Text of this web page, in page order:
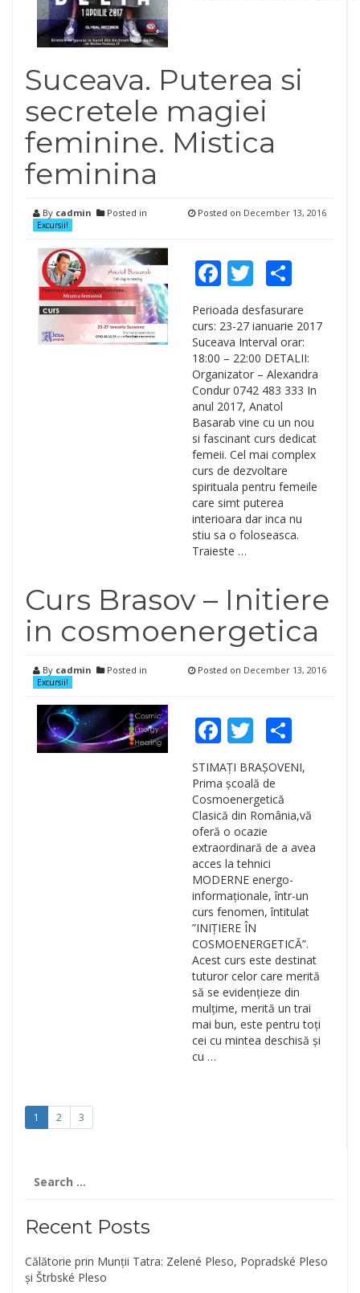
Suceava. Puterea si
secretele magiei
feminine. Mistica
feminina
By cadmin Posted in
Excursii!
Posted on December 13, 2016
Facebook
TwitterShare
Perioada desfasurare
curs: 23-27 ianuarie 2017
Suceava Interval orar:
18:00 – 22:00 DETALII:
Organizator – Alexandra
Condur 0742 483 333 In
anul 2017, Anatol
Basarab vine cu un nou
si fascinant curs dedicat
femeii. Cel mai complex
curs de dezvoltare
spirituala pentru femeile
care simt puterea
interioara dar inca nu
stiu sa o foloseasca.
Traieste …
Curs Brasov – Initiere
in cosmoenergetica
By cadmin Posted in
Excursii!
Posted on December 13, 2016
Facebook
TwitterShare
STIMAȚI BRAȘOVENI,
Prima școală de
Cosmoenergetică
Clasică din România,vă
oferă o ocazie
extraordinară de a avea
acces la tehnici
MODERNE energo-
informaționale, într-un
curs fenomen, întitulat
”INIȚIERE ÎN
COSMOENERGETICĂ”.
Acest curs este destinat
tuturor celor care merită
să se evidențieze din
mulțime, merită un trai
mai bun, este pentru toți
cei cu mintea deschisă și
cu …
1 2 3
for:
Recent Posts
Călătorie prin Munții Tatra: Zelené Pleso, Popradské Pleso
și Štrbské Pleso